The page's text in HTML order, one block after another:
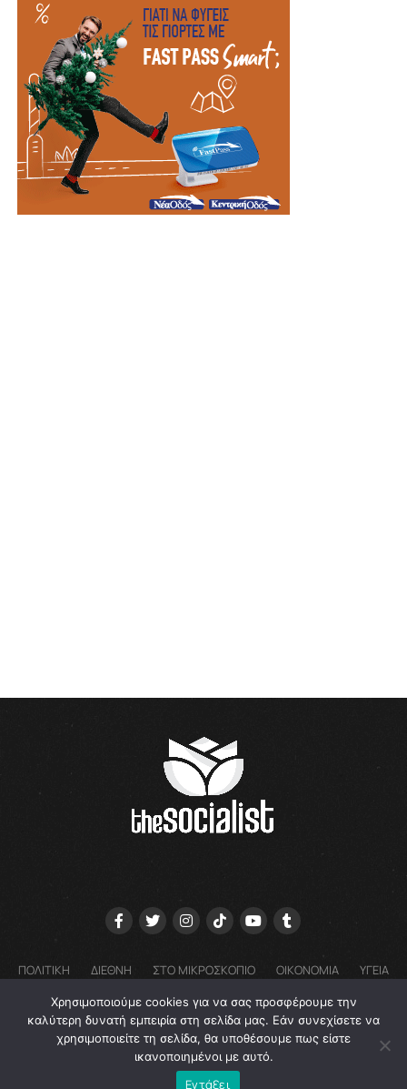
ΠΟΛΙΤΙΚΗ ΔΙΕΘΝΗ ΣΤΟ ΜΙΚΡΟΣΚΟΠΙΟ ΟΙΚΟΝΟΜΙΑ
ΥΓΕΙΑ
ΓΝΩΜΕΣ
COOKIE POLICY (EU) – ΠΟΛΙΤΙΚΗ ΑΠΟΡΡΗΤΟΥ
EMAIL: GRTHESOCIALIST@GMAIL.COM
Copyright © 2022 - The Socialist | Powered by Gentl. Agency
Χρησιμοποιούμε cookies για να σας προσφέρουμε την
καλύτερη δυνατή εμπειρία στη σελίδα μας. Εάν συνεχίσετε να
χρησιμοποιείτε τη σελίδα, θα υποθέσουμε πως είστε
ικανοποιημένοι με αυτό.
Εντάξει